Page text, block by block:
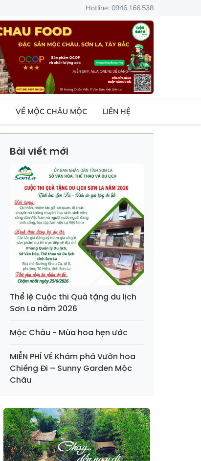
Hotline: 0946.166.538
VỀ MỘC CHÂU MỘC LIÊN HỆ
Bài viết mới
Thể lệ Cuộc thi Quà tặng du lịch
Sơn La năm 2026
Mộc Châu - Mùa hoa hẹn ước
MIỄN PHÍ VÉ Khám phá Vườn hoa
Chiềng Đi – Sunny Garden Mộc
Châu